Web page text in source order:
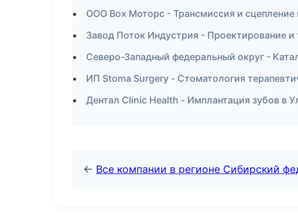
ООО Box Моторс - Трансмиссия и сцепление
Завод Поток Индустрия - Проектирование и
Северо-Западный федеральный округ -
ИП Stoma Surgery - Стоматология
Дентал Clinic Health - Имплантация зубов в
← Все компании в регионе Сибирский